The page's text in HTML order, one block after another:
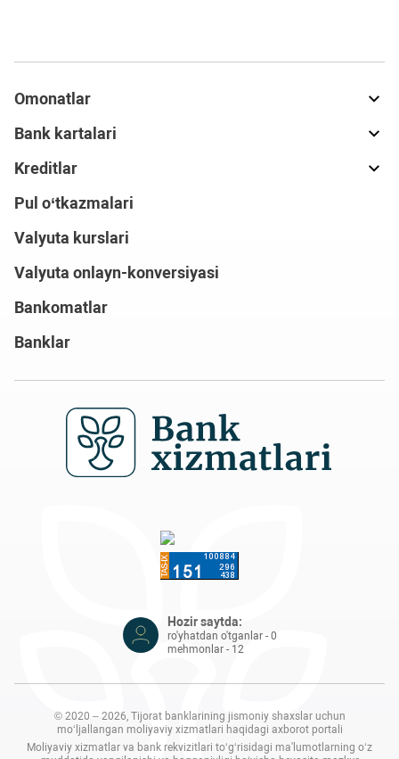
Omonatlar
Bank kartalari
Kreditlar
Pul o‘tkazmalari
Valyuta kurslari
Valyuta onlayn-konversiyasi
Bankomatlar
Banklar
Hozir saytda:
ro'yhatdan o'tganlar - 0
mehmonlar - 12
© 2020 – 2026, Tijorat banklarining jismoniy shaxslar uchun
mo‘ljallangan moliyaviy xizmatlari haqidagi axborot portali
Moliyaviy xizmatlar va bank rekvizitlari to‘g‘risidagi ma'lumotlarning o‘z